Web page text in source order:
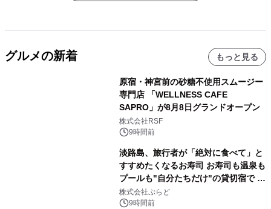
グルメの新着 もっと見る
原宿・神宮前の砂糖不使用スムージー
専門店 「WELLNESS CAFE
SAPRO」が8月8日グランドオープン
株式会社RSF
9時間前
淡路島、旅行者が「絶対に食べて」と
すすめたくなるお寿司 お寿司も温泉も
プールも"自分たちだけ"の貸切宿で 1
日1組限定「岩屋温泉 絵島別庭 海と
森」の握り寿司プラン
株式会社ぷらど
9時間前